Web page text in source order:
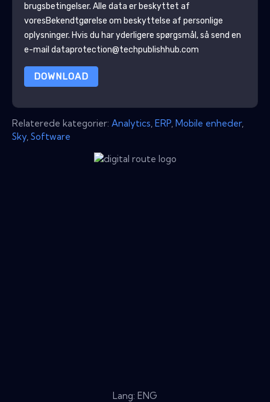
brugsbetingelser. Alle data er beskyttet af
voresBekendtgørelse om beskyttelse af personlige
oplysninger. Hvis du har yderligere spørgsmål, så send en
e-mail dataprotection@techpublishhub.com
DOWNLOAD
Relaterede kategorier: Analytics ERP Mobile enheder,
Sky Software
Lang: ENG